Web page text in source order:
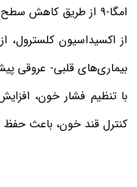
امگا-9 از طریق کاهش
از اکسیداسیون کلسترول،
بیماری‌های قلبی- عروقی
با تنظیم فشار خون،
کنترل قند خون، باعث